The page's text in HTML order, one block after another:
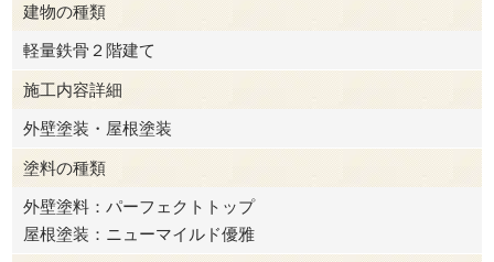
建物の種類
軽量鉄骨２階建て
施工内容詳細
外壁塗装・屋根塗装
塗料の種類
外壁塗料：パーフェクトトップ
屋根塗装：ニューマイルド優雅